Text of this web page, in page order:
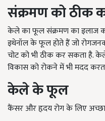
संक्रमण को ठीक
केले का फूल संक्रमण का इलाज
इथेनॉल के फूल होते हैं जो
चोट को भी ठीक कर सकता है.
विकास को रोकने में भी मदद
केले के फूल
कैंसर और हृदय रोग के लिए